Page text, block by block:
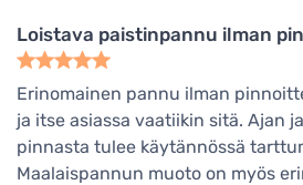
Loistava paistinpannu ilman
Erinomainen pannu ilman
ja itse asiassa vaatiikin sitä. Ajan
pinnasta tulee käytännössä
Maalaispannun muoto on myös